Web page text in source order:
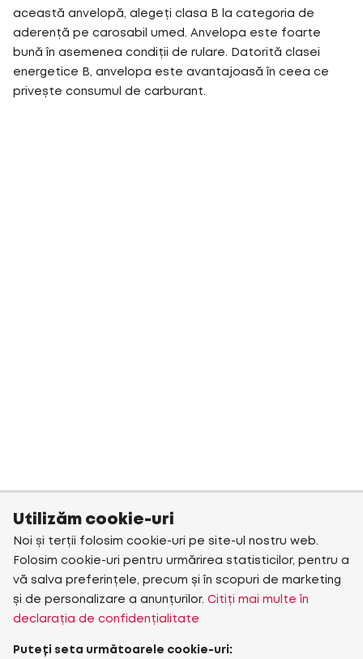
această anvelopă, alegeți clasa B la categoria de
aderență pe carosabil umed. Anvelopa este foarte
bună în asemenea condiții de rulare. Datorită clasei
energetice B, anvelopa este avantajoasă în ceea ce
privește consumul de carburant.
Utilizăm cookie-uri
Noi și terții folosim cookie-uri pe site-ul nostru web.
Folosim cookie-uri pentru urmărirea statisticilor, pentru a
vă salva preferințele, precum și în scopuri de marketing
și de personalizare a anunțurilor. Citiți mai multe în
declarația de confidențialitate
Puteți seta următoarele cookie-uri: